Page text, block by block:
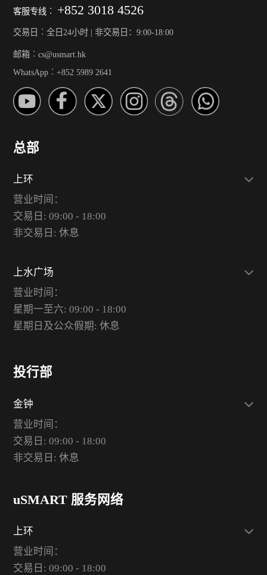
客服专线︰ +852 3018 4526
交易日︰全日24小时 | 非交易日：9:00-18:00
邮箱︰cs@usmart.hk
WhatsApp︰+852 5989 2641
总部
上环
营业时间：
交易日: 09:00 - 18:00
非交易日: 休息
上水广场
营业时间：
星期一至六: 09:00 - 18:00
星期日及公众假期: 休息
投行部
金钟
营业时间：
交易日: 09:00 - 18:00
非交易日: 休息
uSMART 服务网络
上环
营业时间：
交易日: 09:00 - 18:00